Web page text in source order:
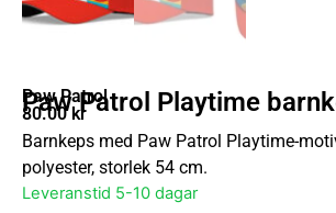
Paw Patrol
Paw Patrol Playtime
80.00kr
Barnkeps med Paw Patrol Playtime-
polyester, storlek 54 cm.
Leveranstid 5-10 dagar